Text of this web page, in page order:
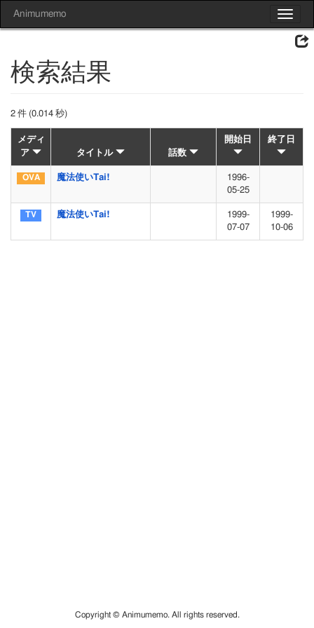
Toggle
Animumemo
検索結果
2 件 (0.014 秒)
メディ
ア
タイトル 話数
開始日 終了日
魔法使いTai!
1996-
05-25
魔法使いTai!
1999-
07-07
1999-
10-06
Copyright © Animumemo. All rights reserved.